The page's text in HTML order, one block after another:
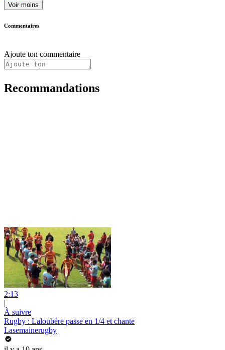
Voir moins
Commentaires
Ajoute ton commentaire
Recommandations
2:13
|
À suivre
Rugby : Laloubère passe en 1/4 et chante
Lasemainerugby